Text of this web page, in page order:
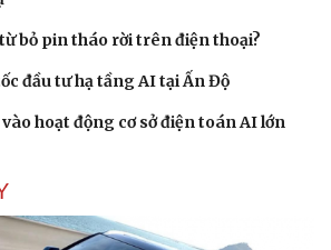
bỏ pin tháo rời trên điện thoại?
đầu tư hạ tầng AI tại Ấn Độ
hoạt động cơ sở điện toán AI lớn